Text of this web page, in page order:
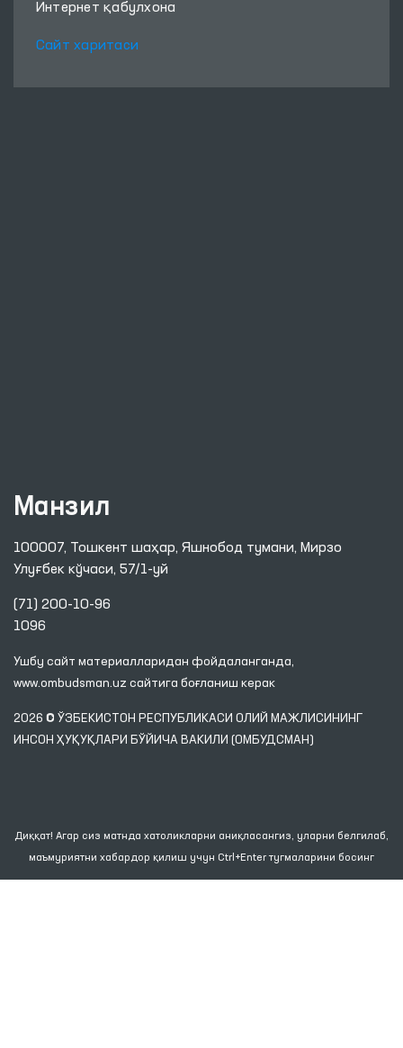
Интернет қабулхона
Сайт харитаси
Манзил
100007, Тошкент шаҳар, Яшнобод тумани, Мирзо
Улуғбек кўчаси, 57/1-уй
(71) 200-10-96
1096
Ушбу сайт материалларидан фойдаланганда,
www.ombudsman.uz сайтига боғланиш керак
2026 © ЎЗБЕКИСТОН РЕСПУБЛИКАСИ ОЛИЙ МАЖЛИСИНИНГ
ИНСОН ҲУҚУҚЛАРИ БЎЙИЧА ВАКИЛИ (ОМБУДСМАН)
Диққат! Агар сиз матнда хатоликларни аниқласангиз, уларни белгилаб,
маъмуриятни хабардор қилиш учун Ctrl+Enter тугмаларини босинг